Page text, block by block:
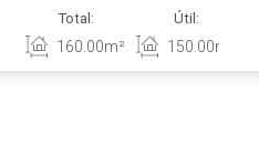
Total:
160 .00m²
Útil:
150 .00m²